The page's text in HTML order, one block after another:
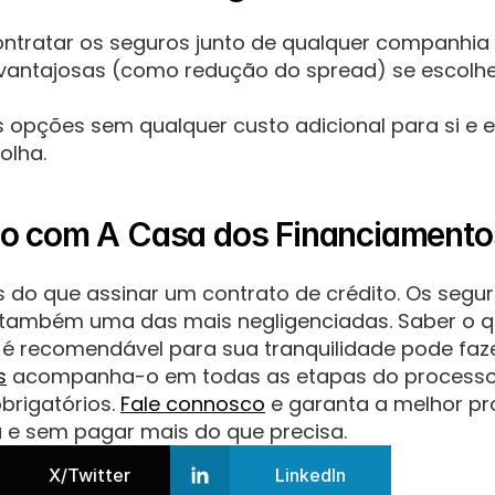
os seguros junto de qualquer
(como redução do spread) se
sem qualquer custo adicional para si e
com A Casa dos
que assinar um contrato de crédito. Os
uma das mais negligenciadas. Saber o
recomendável para sua tranquilidade pode
acompanha-o em todas as etapas do
Fale connosco e garanta a melhor
sem pagar mais do que precisa.
X/Twitter LinkedIn